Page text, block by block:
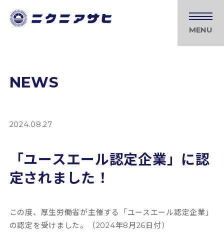
MENU
NEWS
2024.08.27
「ユースエール認定企業」に認
定されました！
この度、 厚生労働省が主催する「ユースエール認定企業」
の認定を受けました。（2024年8月26日付）